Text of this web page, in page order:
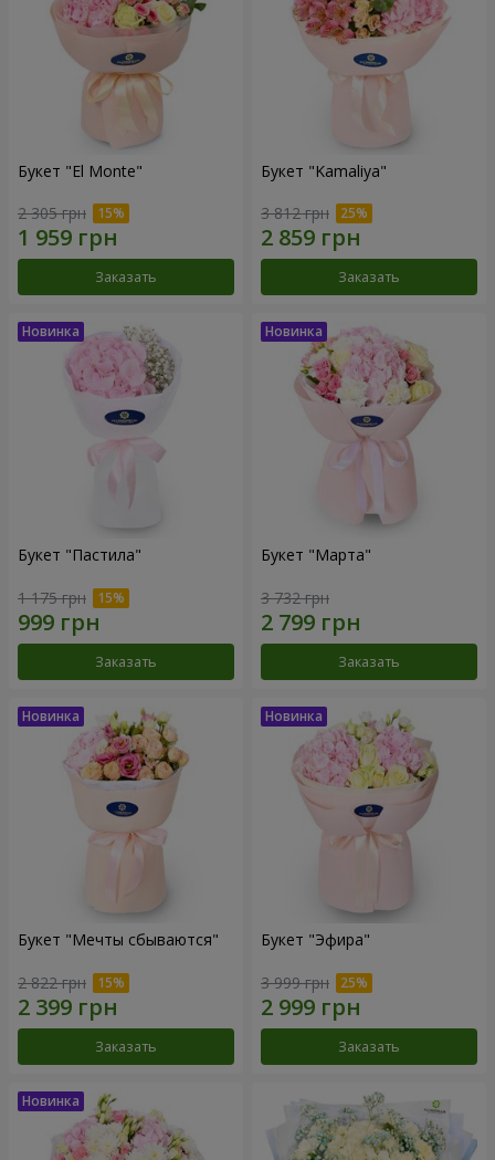
Букет "El Monte"
2 305 грн
Заказать
Букет "Kamaliya"
3 812 грн
Заказать
Букет "Пастила"
1 175 грн
Заказать
Букет "Марта"
3 732 грн
Заказать
Букет "Мечты сбываются"
2 822 грн
Заказать
Букет "Эфира"
3 999 грн
Заказать